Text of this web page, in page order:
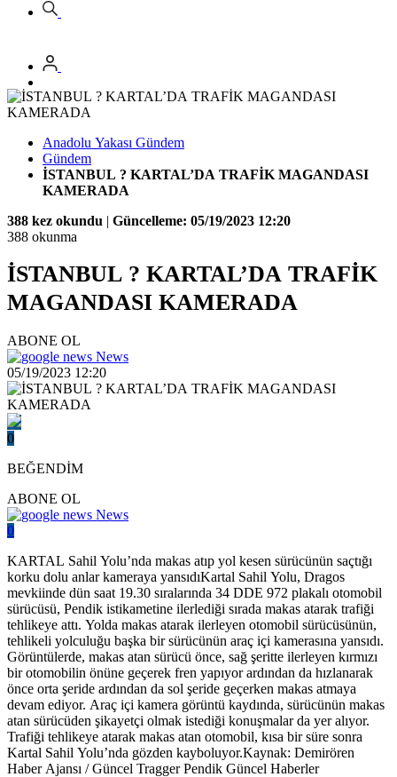
Anadolu Yakası Gündem
Gündem
İSTANBUL ? KARTAL’DA TRAFİK MAGANDASI
KAMERADA
388 kez okundu | Güncelleme: 05/19/2023 12:20
388 okunma
İSTANBUL ? KARTAL’DA TRAFİK
MAGANDASI KAMERADA
ABONE OL
News
05/19/2023 12:20
0
BEĞENDİM
ABONE OL
News
0
KARTAL Sahil Yolu’nda makas atıp yol kesen sürücünün saçtığı
korku dolu anlar kameraya yansıdıKartal Sahil Yolu, Dragos
mevkiinde dün saat 19.30 sıralarında 34 DDE 972 plakalı otomobil
sürücüsü, Pendik istikametine ilerlediği sırada makas atarak trafiği
tehlikeye attı. Yolda makas atarak ilerleyen otomobil sürücüsünün,
tehlikeli yolculuğu başka bir sürücünün araç içi kamerasına yansıdı.
Görüntülerde, makas atan sürücü önce, sağ şeritte ilerleyen kırmızı
bir otomobilin önüne geçerek fren yapıyor ardından da hızlanarak
önce orta şeride ardından da sol şeride geçerken makas atmaya
devam ediyor. Araç içi kamera görüntü kaydında, sürücünün makas
atan sürücüden şikayetçi olmak istediği konuşmalar da yer alıyor.
Trafiği tehlikeye atarak makas atan otomobil, kısa bir süre sonra
Kartal Sahil Yolu’nda gözden kayboluyor.Kaynak: Demirören
Haber Ajansı / Güncel Tragger Pendik Güncel Haberler